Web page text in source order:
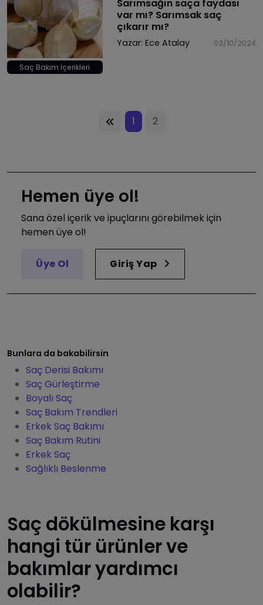
Saç Bakım İçerikleri
Sarımsağın saça faydası
var mı? Sarımsak saç
çıkarır mı?
Yazar: Ece Atalay 03/10/2024
1 2
Hemen üye ol!
Sana özel içerik ve ipuçlarını görebilmek için
hemen üye ol!
Üye Ol Giriş Yap
Bunlara da bakabilirsin
Saç Derisi Bakımı
Saç Gürleştirme
Boyalı Saç
Saç Bakım Trendleri
Erkek Saç Bakımı
Saç Bakım Rutini
Erkek Saç
Sağlıklı Beslenme
Saç dökülmesine karşı
hangi tür ürünler ve
bakımlar yardımcı
olabilir?